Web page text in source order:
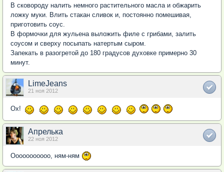
В сковороду налить немного растительного масла и обжарить
ложку муки. Влить стакан сливок и, постоянно помешивая,
приготовить соус.
В формочки для жульена выложить филе с грибами, залить
соусом и сверху посыпать натертым сыром.
Запекать в разогретой до 180 градусов духовке примерно 30
минут.
LimeJeans
21 ноя 2012
Ох!
Апрелька
22 ноя 2012
Ооооооооооо, ням-ням